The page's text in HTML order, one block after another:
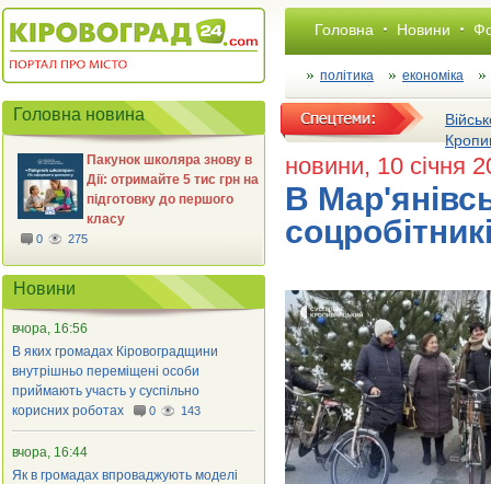
Головна Новини
політика економіка
новини, 10 січня
В
Головна новина
Пакунок школяра знову в
Дії: отримайте 5 тис грн на
підготовку до першого
класу
0 275
Новини
вчора, 16:56
В яких громадах Кіровоградщини
внутрішньо переміщені особи
приймають участь у суспільно
корисних роботах
0 143
вчора, 16:44
Як в громадах впроваджують моделі